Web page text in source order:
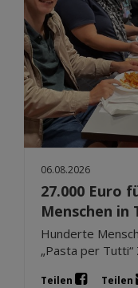
06.08.2026
27.000 Euro
Menschen in
Hunderte
„Pasta per
Teilen Teilen